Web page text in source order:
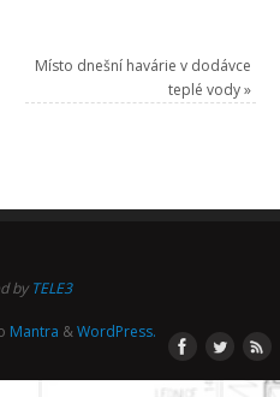
Místo dnešní havárie v dodávce
teplé vody»
by TELE3
Mantra &WordPress.